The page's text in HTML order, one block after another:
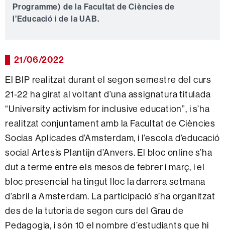
Programme) de la Facultat de Ciències de
l’Educació i de la UAB.
21/06/2022
El BIP realitzat durant el segon semestre del curs
21-22 ha girat al voltant d’una assignatura titulada
“University activism for inclusive education”, i s’ha
realitzat conjuntament amb la Facultat de Ciències
Socias Aplicades d’Amsterdam, i l’escola d’educació
social Artesis Plantijn d’Anvers. El bloc online s’ha
dut a terme entre els mesos de febrer i març, i el
bloc presencial ha tingut lloc la darrera setmana
d’abril a Amsterdam. La participació s’ha organitzat
des de la tutoria de segon curs del Grau de
Pedagogia, i són 10 el nombre d’estudiants que hi